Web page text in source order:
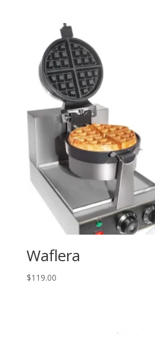
Waflera
$119.00